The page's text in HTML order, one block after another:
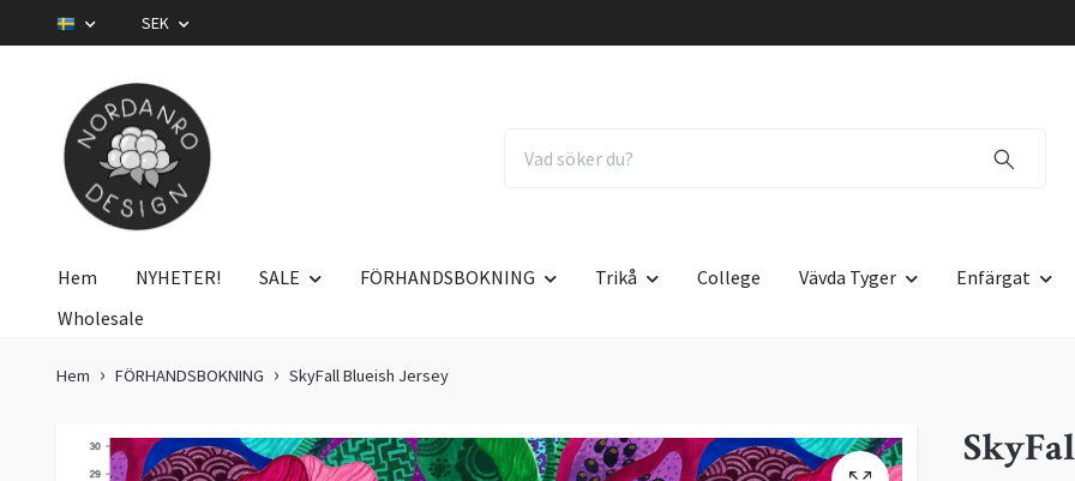
SEK
Hem NYHETER! SALE FÖRHANDSBOKNING Trikå College Vävda Tyger
Enfärgat
Wholesale
Hem FÖRHANDSBOKNING SkyFall Blueish Jersey